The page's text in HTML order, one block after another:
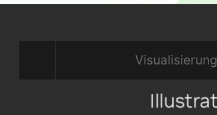
Visualisierung